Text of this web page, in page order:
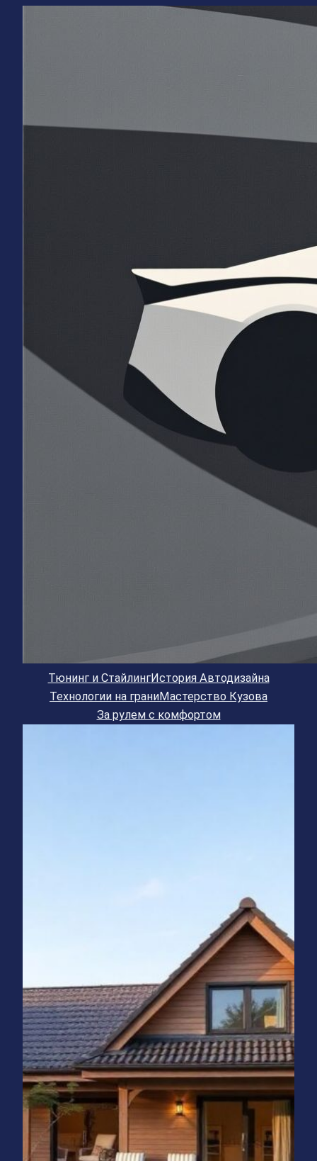
Тюнинг и СтайлингИстория Автодизайна
Технологии на граниМастерство Кузова
За рулем с комфортом